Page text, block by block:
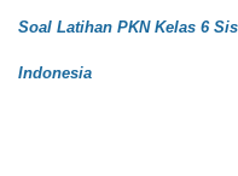
Soal Latihan PKN Kelas 6
Indonesia